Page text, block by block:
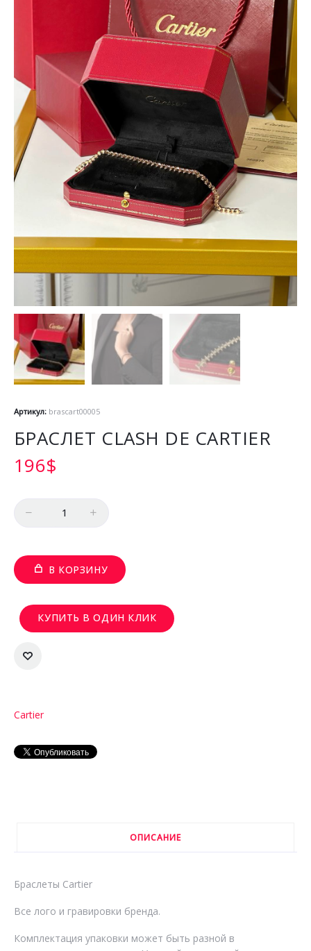
Артикул: brascart00005
БРАСЛЕТ CLASH DE CARTIER
196$
В КОРЗИНУ
КУПИТЬ В ОДИН КЛИК
Cartier
ОПИСАНИЕ
Браслеты Cartier
Все лого и гравировки бренда.
Комплектация упаковки может быть разной в